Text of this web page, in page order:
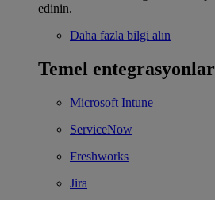
edinin.
Daha fazla bilgi alın
Temel entegrasyonlar
Microsoft Intune
ServiceNow
Freshworks
Jira